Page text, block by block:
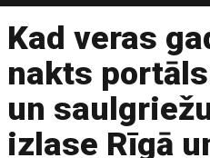
Kad veras
nakts
un
izlase Rīgā